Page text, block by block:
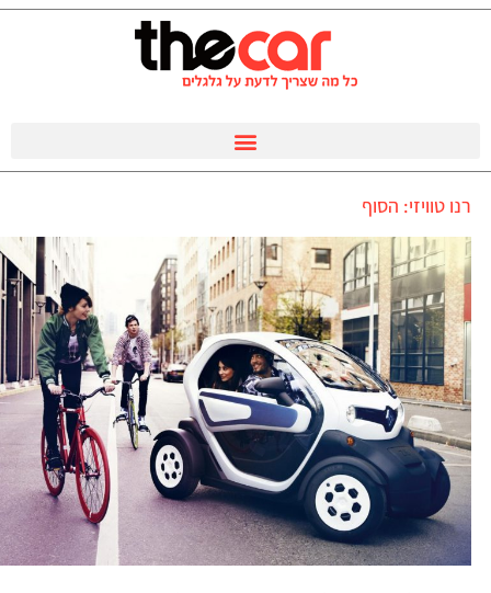
רנו טוויזי: הסוף